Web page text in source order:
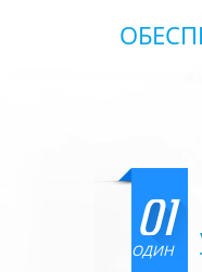
01
ОДИН